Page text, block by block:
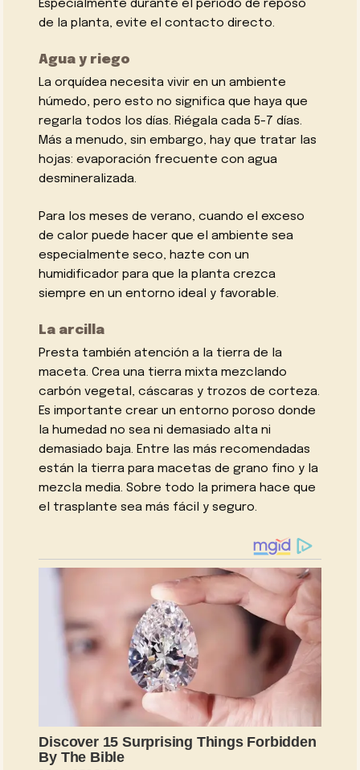
Especialmente durante el periodo de reposo
de la planta, evite el contacto directo.
Agua y riego
La orquídea necesita vivir en un ambiente
húmedo, pero esto no significa que haya que
regarla todos los días. Riégala cada 5-7 días.
Más a menudo, sin embargo, hay que tratar las
hojas: evaporación frecuente con agua
desmineralizada.
Para los meses de verano, cuando el exceso
de calor puede hacer que el ambiente sea
especialmente seco, hazte con un
humidificador para que la planta crezca
siempre en un entorno ideal y favorable.
La arcilla
Presta también atención a la tierra de la
maceta. Crea una tierra mixta mezclando
carbón vegetal, cáscaras y trozos de corteza.
Es importante crear un entorno poroso donde
la humedad no sea ni demasiado alta ni
demasiado baja. Entre las más recomendadas
están la tierra para macetas de grano fino y la
mezcla media. Sobre todo la primera hace que
el trasplante sea más fácil y seguro.